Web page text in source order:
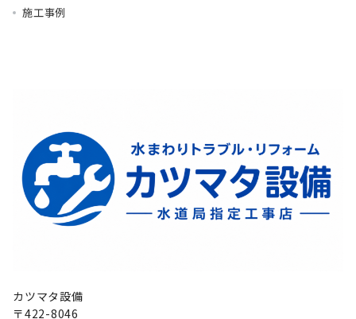
施工事例
カツマタ設備
〒422-8046